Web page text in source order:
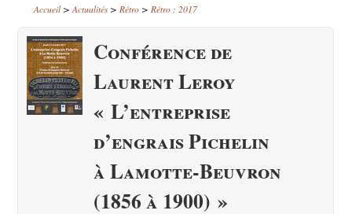
Accueil> Actualités> Rétro> Rétro : 2017
Conférence de
Laurent Leroy
« L’entreprise
d’engrais Pichelin
à Lamotte-Beuvron
(1856 à 1900) »